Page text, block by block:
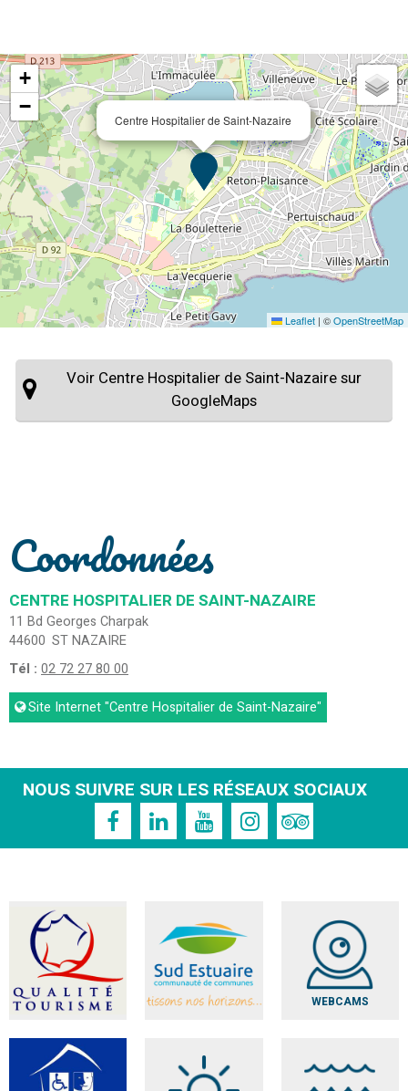
Centre Hospitalier de Saint-Nazaire
+
−
Leaflet | ©OpenStreetMap
Voir Centre Hospitalier de Saint-Nazaire sur
GoogleMaps
Coordonnées
CENTRE HOSPITALIER DE SAINT-NAZAIRE
11 Bd Georges Charpak
44600 ST NAZAIRE
Tél : 02 72 27 80 00
Site Internet"Centre Hospitalier de Saint-Nazaire"
NOUS SUIVRE SUR LES RÉSEAUX SOCIAUX
WEBCAMS